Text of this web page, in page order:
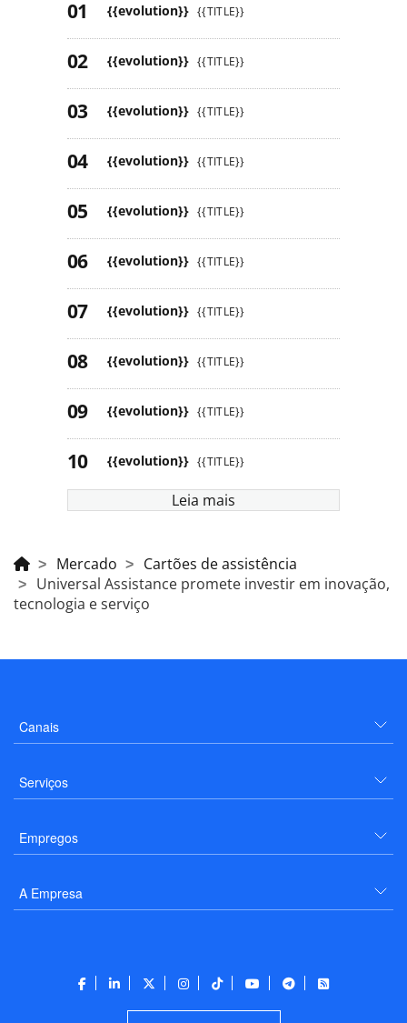
{{evolution}} {{TITLE}}
{{evolution}} {{TITLE}}
{{evolution}} {{TITLE}}
{{evolution}} {{TITLE}}
{{evolution}} {{TITLE}}
{{evolution}} {{TITLE}}
{{evolution}} {{TITLE}}
{{evolution}} {{TITLE}}
{{evolution}} {{TITLE}}
{{evolution}} {{TITLE}}
Leia mais
Mercado
Cartões de assistência
Universal Assistance promete investir em inovação,
tecnologia e serviço
Canais
Serviços
Empregos
A Empresa